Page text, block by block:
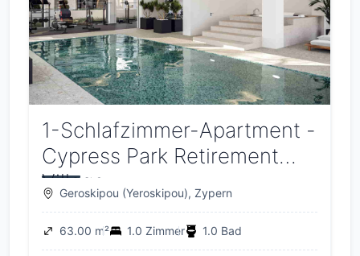
1-Schlafzimmer-Apartment -
Cypress Park Retirement
Village
Geroskipou (Yeroskipou), Zypern
63.00 m² 1.0 Zimmer 1.0 Bad